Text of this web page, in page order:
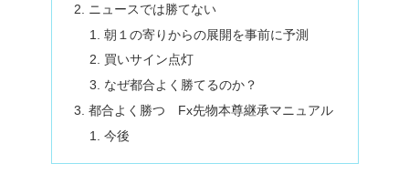
ニュースでは勝てない
朝１の寄りからの展開を事前に予測
買いサイン点灯
なぜ都合よく勝てるのか？
都合よく勝つ Fx先物本尊継承マニュアル
今後